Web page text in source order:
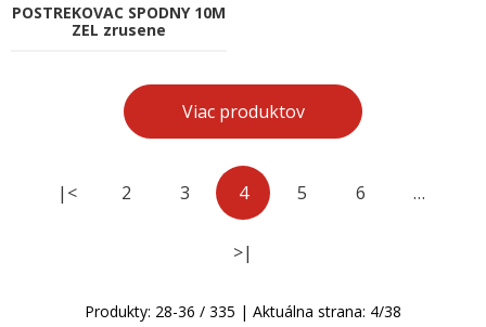
POSTREKOVAC SPODNY 10M
ZEL zrusene
Viac produktov
|< 2 3 4 5 6 …
>|
Produkty: 28-36 / 335 | Aktuálna strana: 4/38